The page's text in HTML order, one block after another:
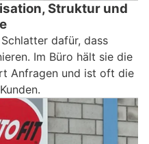
Struktur und
dafür, dass
Im Büro hält sie die
Anfragen und ist oft die